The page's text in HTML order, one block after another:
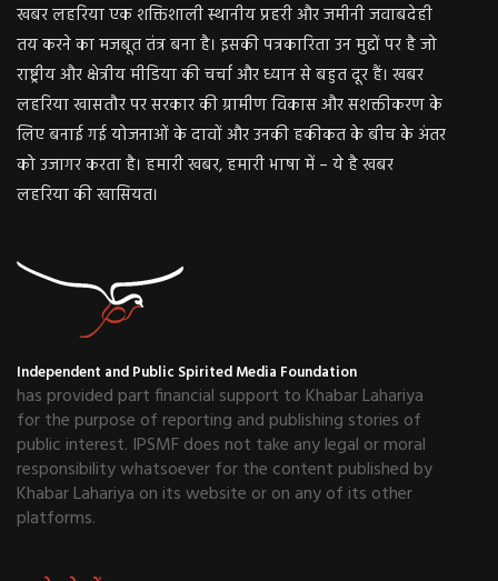
खबर लहरिया एक शक्तिशाली स्थानीय प्रहरी और जमीनी जवाबदेही
तय करने का मजबूत तंत्र बना है। इसकी पत्रकारिता उन मुद्दों पर है जो
राष्ट्रीय और क्षेत्रीय मीडिया की चर्चा और ध्यान से बहुत दूर हैं। खबर
लहरिया खासतौर पर सरकार की ग्रामीण विकास और सशक्तीकरण के
लिए बनाई गई योजनाओं के दावों और उनकी हकीकत के बीच के अंतर
को उजागर करता है। हमारी खबर, हमारी भाषा में – ये है खबर
लहरिया की खासियत।
Independent and Public Spirited Media Foundation
has provided part financial support to Khabar Lahariya
for the purpose of reporting and publishing stories of
public interest. IPSMF does not take any legal or moral
responsibility whatsoever for the content published by
Khabar Lahariya on its website or on any of its other
platforms.